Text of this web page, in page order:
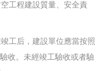
工程建設質量、安全責
，建設單位應當按照
收。未經竣工驗收或者驗